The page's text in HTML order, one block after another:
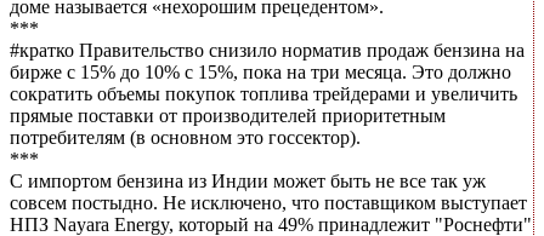
доме называется «нехорошим прецедентом».
***
#кратко Правительство снизило норматив продаж бензина на
бирже с 15% до 10% с 15%, пока на три месяца. Это должно
сократить объемы покупок топлива трейдерами и увеличить
прямые поставки от производителей приоритетным
потребителям (в основном это госсектор).
***
С импортом бензина из Индии может быть не все так уж
совсем постыдно. Не исключено, что поставщиком выступает
НПЗ Nayara Energy, который на 49% принадлежит "Роснефти"